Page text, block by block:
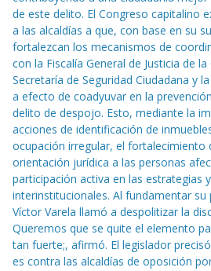
de este delito. El Congreso capitalino
a las alcaldías a que, con base en su
fortalezcan los mecanismos de
con la Fiscalía General de Justicia de
Secretaría de Seguridad Ciudadana y
a efecto de coadyuvar en la
delito de despojo. Esto, mediante la
acciones de identificación de
ocupación irregular, el fortalecimiento
orientación jurídica a las personas
participación activa en las estrategias
interinstitucionales. Al fundamentar
Víctor Varela llamó a despolitizar la
Queremos que se quite el elemento
tan fuerte;, afirmó. El legislador
es contra las alcaldías de oposición